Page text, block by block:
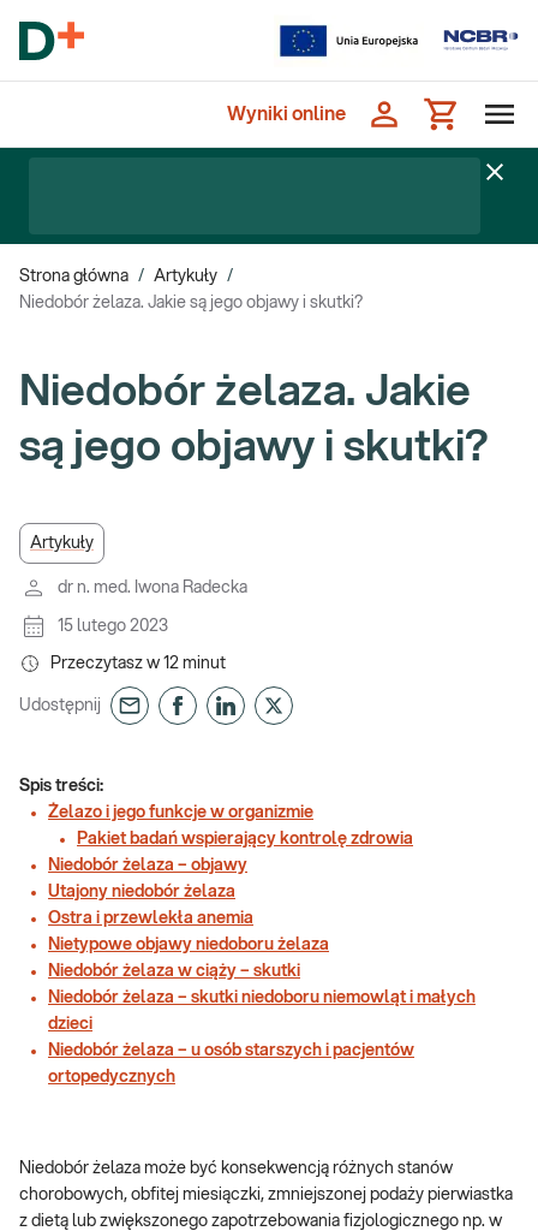
Wyniki online
Strona główna / Artykuły /
Niedobór żelaza. Jakie są jego objawy i skutki?
Niedobór żelaza. Jakie
są jego objawy i skutki?
Artykuły
dr n. med. Iwona Radecka
15 lutego 2023
Przeczytasz w 12 minut
Udostępnij
Spis treści:
Żelazo i jego funkcje w organizmie
Pakiet badań wspierający kontrolę zdrowia
Niedobór żelaza – objawy
Utajony niedobór żelaza
Ostra i przewlekła anemia
Nietypowe objawy niedoboru żelaza
Niedobór żelaza w ciąży – skutki
Niedobór żelaza – skutki niedoboru niemowląt i małych
dzieci
Niedobór żelaza – u osób starszych i pacjentów
ortopedycznych
Niedobór żelaza może być konsekwencją różnych stanów
chorobowych, obfitej miesiączki, zmniejszonej podaży pierwiastka
z dietą lub zwiększonego zapotrzebowania fizjologicznego np. w